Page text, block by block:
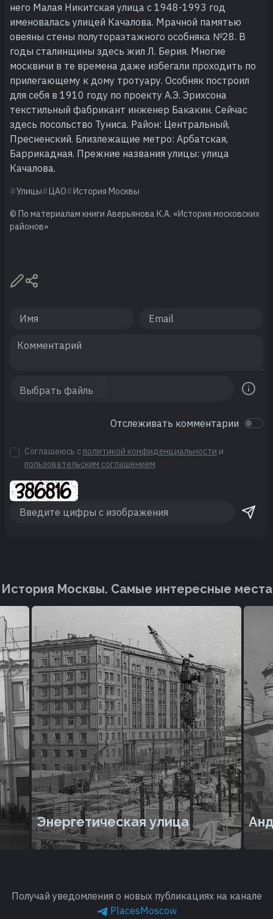
него Малая Никитская улица с 1948-1993 год
именовалась улицей Качалова. Мрачной памятью
овеяны стены полутораэтажного особняка №28. В
годы сталинщины здесь жил Л. Берия. Многие
москвичи в те времена даже избегали проходить по
прилегающему к дому тротуару. Особняк построил
для себя в 1910 году по проекту А.Э. Эрихсона
текстильный фабрикант инженер Бакакин. Сейчас
здесь посольство Туниса. Район: Центральный,
Пресненский. Близлежащие метро: Арбатская,
Баррикадная. Прежние названия улицы: улица
Качалова.
Улицы ЦАО История Москвы
© По материалам книги Аверьянова К.А. «История московских
районов»
Отслеживать комментарии
Соглашаюсь с политикой конфиденциальности и
пользовательским соглашением
История Москвы. Cамые интересные места
Энергетическая улица
Получай уведомления о новых публикациях на канале
PlacesMoscow